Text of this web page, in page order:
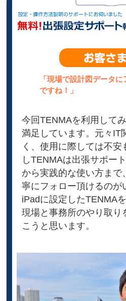
「現場で設計図データ
ですね！」
今回TENMAを利用して
満足しています。元々IT
く、使用に際しては不
しTENMAは出張サポー
から実践的な使い方まで
寧にフォロー頂けるのが
iPadに設定したTENMA
現場と事務所のやり取り
こうと思います。